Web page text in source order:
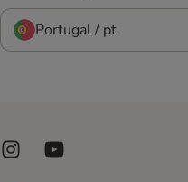
Portugal / pt